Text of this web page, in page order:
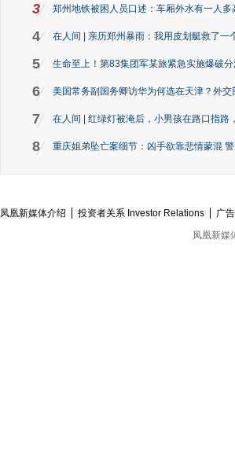
3 郑州地铁被困人员口述：车厢外水有一人多
4 在人间 | 亲历郑州暴雨：我用皮划艇救了一
5 生命至上！第83集团军某旅紧急实施爆破
6 美国常务副国务卿访华为何选在天津？外交
7 在人间 | 红绿灯被淹后，小男孩在路口指路
8 重庆姐弟坠亡案细节：凶手欲靠悲情蒙混
凤凰新媒体介绍 投资者关系 Investor Relations 广
凤凰新媒